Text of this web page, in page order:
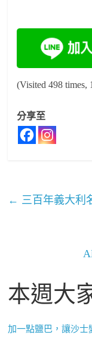
(Visited 498 times,
分享至
← 三百年義大利
本週大
加一點鹽巴，讓沙士